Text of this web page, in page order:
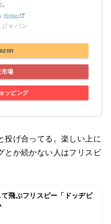
Rinker
ャパン
市場
ッピング
投げ合ってる。楽しい上に
とか続かない人はフリスビ
飛ぶフリスビー「ドッヂビ